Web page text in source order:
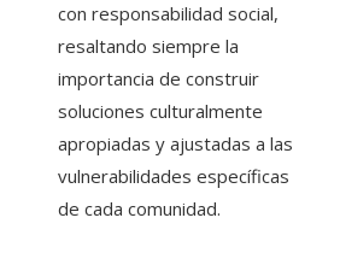
con responsabilidad social,
resaltando siempre la
importancia de construir
soluciones culturalmente
apropiadas y ajustadas a las
vulnerabilidades específicas
de cada comunidad.